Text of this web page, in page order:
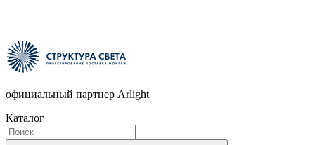
официальный партнер Arlight
Каталог